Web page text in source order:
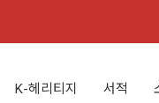
K-헤리티지 서적